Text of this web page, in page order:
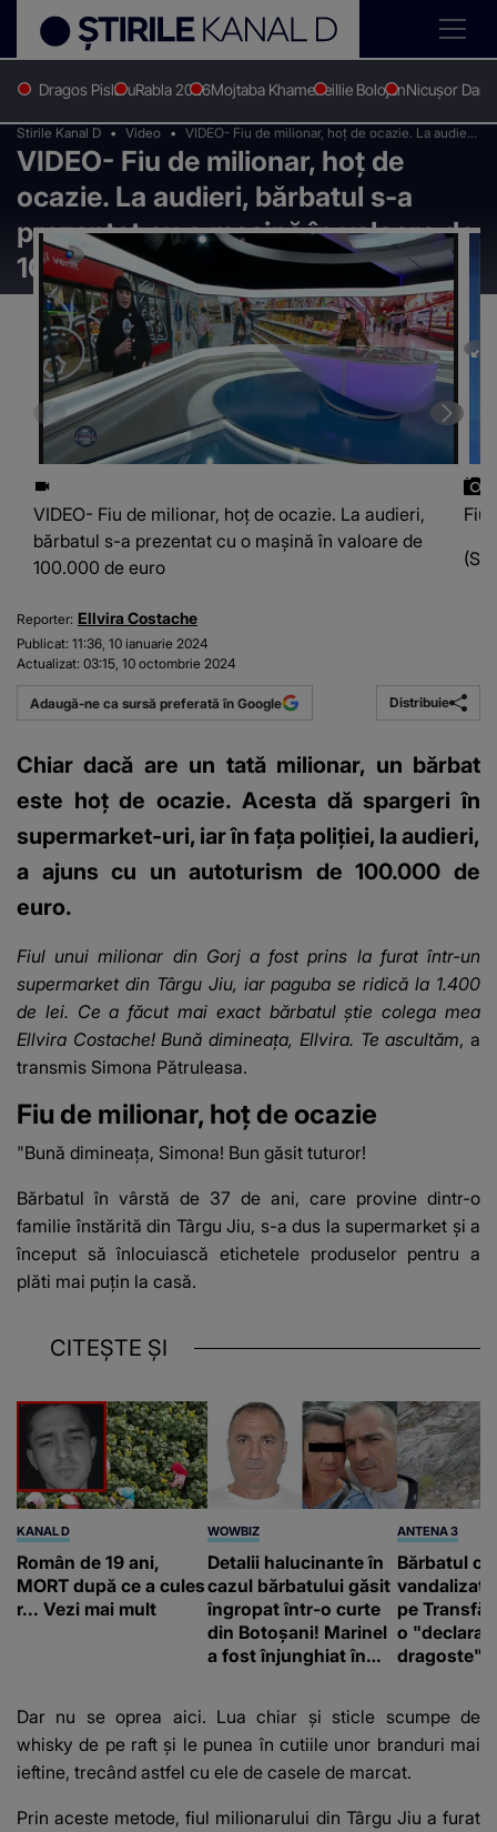
Dragos PislaruRabla 2026Mojtaba KhameneiIlie BolojanNicușor Dan
Stirile Kanal D Video
VIDEO- Fiu de milionar, hoț de ocazie. La audieri,
bărbatul s-a prezentat cu o mașină în valoare de
100.000 de euro
VIDEO- Fiu de milionar, hoț de
ocazie. La audieri, bărbatul s-a
prezentat cu o mașină în valoare de
100.000 de euro
VIDEO- Fiu de milionar, hoț de ocazie. La audieri,
bărbatul s-a prezentat cu o mașină în valoare de
100.000 de euro
Fiu
Reporter: Ellvira Costache
Publicat: 11:36, 10 ianuarie 2024
Actualizat: 03:15, 10 octombrie 2024
Adaugă-ne ca sursă preferată în Google Distribuie
Chiar dacă are un tată milionar, un bărbat
este hoț de ocazie. Acesta dă spargeri în
supermarket-uri, iar în fața poliției, la audieri,
a ajuns cu un autoturism de 100.000 de
euro.
Fiul unui milionar din Gorj a fost prins la furat într-un
supermarket din Târgu Jiu, iar paguba se ridică la 1.400
de lei. Ce a făcut mai exact bărbatul știe colega mea
Ellvira Costache! Bună dimineața, Ellvira. Te ascultăm, a
transmis Simona Pătruleasa.
Fiu de milionar, hoț de ocazie
"Bună dimineața, Simona! Bun găsit tuturor!
Bărbatul în vârstă de 37 de ani, care provine dintr-o
familie înstărită din Târgu Jiu, s-a dus la supermarket și a
început să înlocuiască etichetele produselor pentru a
plăti mai puţin la casă.
CITEȘTE ȘI
KANAL D
Român de 19 ani,
MORT după ce a cules
r... Vezi mai mult
WOWBIZ
Detalii halucinante în
cazul bărbatului găsit
îngropat într-o curte
din Botoșani! Marinel
a fost înjunghiat în
suspecți
ANTENA 3
Bărbatul
vandalizat
pe
o
dragoste"
Dar nu se oprea aici. Lua chiar și sticle scumpe de
whisky de pe raft și le punea în cutiile unor branduri mai
ieftine, trecând astfel cu ele de casele de marcat.
Prin aceste metode, fiul milionarului din Târgu Jiu a furat